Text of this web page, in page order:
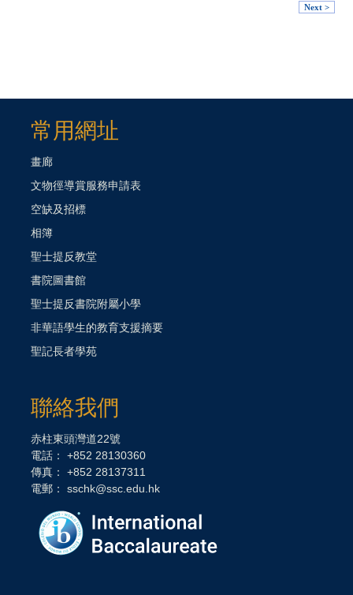
Next >
常用網址
畫廊
文物徑導賞服務申請表
空缺及招標
相簿
聖士提反教堂
書院圖書館
聖士提反書院附屬小學
非華語學生的教育支援摘要
聖記長者學苑
聯絡我們
赤柱東頭灣道22號
電話： +852 28130360
傳真： +852 28137311
電郵： sschk@ssc.edu.hk